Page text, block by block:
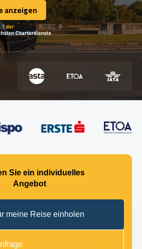
UNS
UNS
anzeigen
anzeigen
Sie ein individuelles
Angebot
meine Reise einholen